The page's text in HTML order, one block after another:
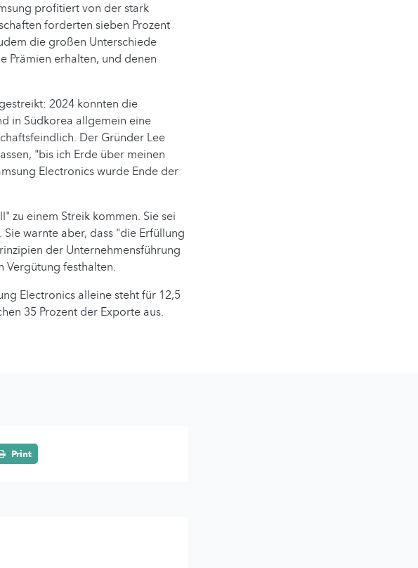
profitiert von der stark
forderten sieben Prozent
die großen Unterschiede
Prämien erhalten, und denen
2024 konnten die
in Südkorea allgemein eine
Der Gründer Lee
"bis ich Erde über meinen
Electronics wurde Ende der
zu einem Streik kommen. Sie sei
warnte aber, dass "die Erfüllung
der Unternehmensführung
Vergütung festhalten.
Electronics alleine steht für 12,5
35 Prozent der Exporte aus.
Print